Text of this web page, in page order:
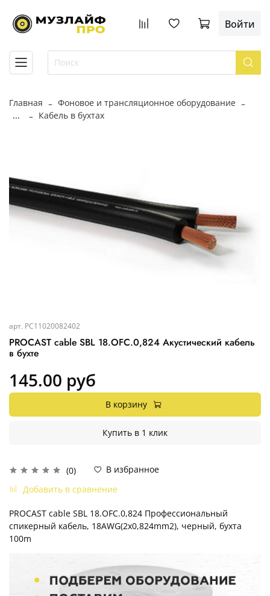
Войти
Главная
Фоновое и трансляционное оборудование
...
Кабель в бухтах
арт. PC11020082402
PROCAST cable SBL 18.OFC.0,824 Акустический кабель
в бухте
(0)
В избранное
Добавить в сравнение
145.00 руб
В корзину
Купить в 1 клик
PROCAST cable SBL 18.OFC.0,824 Профессиональный
спикерный кабель, 18AWG(2x0,824mm2), черный, бухта
100m